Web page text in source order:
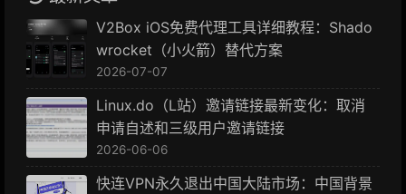
V2Box iOS免费代理工具详细教程：Shado
wrocket（小火箭）替代方案
2026-07-07
Linux.do（L站）邀请链接最新变化：取消
申请自述和三级用户邀请链接
2026-06-06
快连VPN永久退出中国大陆市场：中国背景